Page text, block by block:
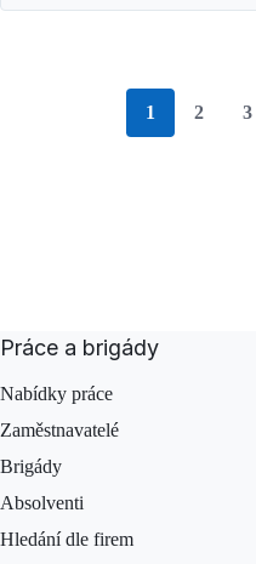
stránka
1 2 3
Práce a brigády
Nabídky práce
Zaměstnavatelé
Brigády
Absolventi
Hledání dle firem